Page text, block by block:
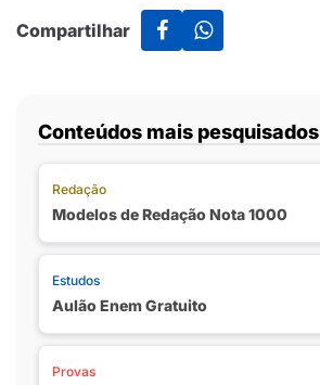
Compartilhar
Conteúdos mais pesquisados
Redação
Modelos de Redação Nota 1000
Estudos
Aulão Enem Gratuito
Provas